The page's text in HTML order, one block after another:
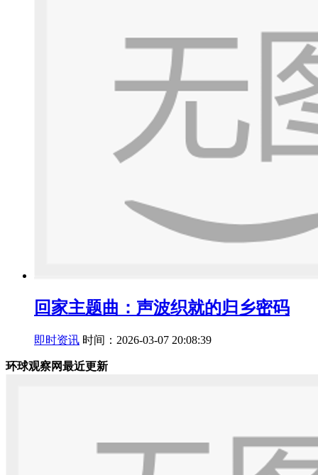
回家主题曲：声波织就的归乡密码
即时资讯 时间：2026-03-07 20:08:39
环球观察网最近更新